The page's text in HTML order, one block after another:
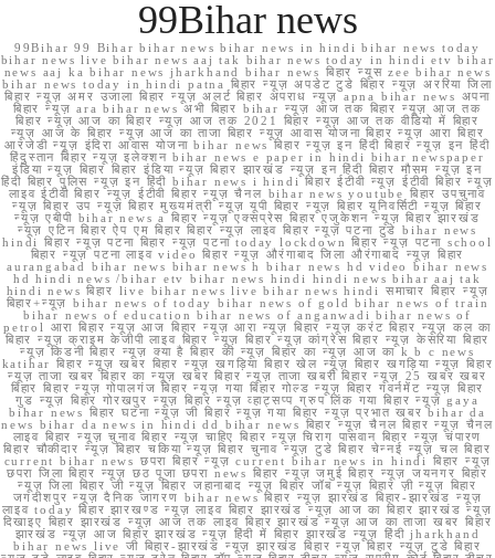
99Bihar news
99Bihar 99 Bihar bihar news bihar news in hindi bihar news today
bihar news live bihar news aaj tak bihar news today in hindi etv bihar
news aaj ka bihar news jharkhand bihar news बिहार न्यूस zee bihar news
bihar news today in hindi patna बिहार न्यूज़ अपडेट टुडे बिहार न्यूज़ अररिया जिला
बिहार न्यूज़ अमर उजाला बिहार न्यूज़ अलर्ट बिहार अपराध न्यूज़ apna bihar news अपना
बिहार न्यूज़ ara bihar news अभी बिहार bihar न्यूज़ आज तक बिहार न्यूज़ आज तक
बिहार न्यूज़ आज का बिहार न्यूज़ आज तक 2021 बिहार न्यूज़ आज तक वीडियो में बिहार
न्यूज़ आज के बिहार न्यूज़ आज का ताजा बिहार न्यूज़ आवास योजना बिहार न्यूज़ आरा बिहार
आरजेडी न्यूज़ इंदिरा आवास योजना bihar news बिहार न्यूज़ इन हिंदी बिहार न्यूज़ इन हिंदी
हिंदुस्तान बिहार न्यूज़ इलेक्शन bihar news e paper in hindi bihar newspaper
इंडिया न्यूज़ बिहार बिहार इंडिया न्यूज़ बिहार झारखंड न्यूज़ इन हिंदी बिहार मौसम न्यूज़ इन
हिंदी बिहार पुलिस न्यूज़ इन हिंदी bihar news i hindi बिहार ईटीवी न्यूज़ ईटीवी बिहार न्यूज़
लाइव ईटीवी बिहार न्यूज़ ईटीवी बिहार न्यूज़ चैनल bihar news youtube बिहार उपचुनाव
न्यूज़ बिहार उप न्यूज़ बिहार मुख्यमंत्री न्यूज़ यूपी बिहार न्यूज़ बिहार यूनिवर्सिटी न्यूज़ बिहार
न्यूज़ एबीपी bihar news a बिहार न्यूज़ एक्सप्रेस बिहार एजुकेशन न्यूज़ बिहार झारखंड
न्यूज़ एटिन बिहार ऐप एम बिहार बिहार न्यूज़ लाइव बिहार न्यूज़ पटना टुडे bihar news
hindi बिहार न्यूज़ पटना बिहार न्यूज़ पटना today lockdown बिहार न्यूज़ पटना school
बिहार न्यूज़ पटना लाइव video बिहार न्यूज़ औरंगाबाद जिला औरंगाबाद न्यूज़ बिहार
aurangabad bihar news bihar news h bihar news hd video bihar news
hd hindi news /bihar etv bihar news hindi hindi news bihar aaj tak
hindi news बिहार live bihar news live bihar news hindi समाचार बिहार न्यूज़
बिहार+न्यूज़ bihar news of today bihar news of gold bihar news of train
bihar news of education bihar news of anganwadi bihar news of
petrol आरा बिहार न्यूज़ आज बिहार न्यूज़ आरा न्यूज़ बिहार न्यूज़ करंट बिहार न्यूज़ कल का
बिहार न्यूज़ क्राइम केजीपी लाइव बिहार न्यूज़ बिहार न्यूज़ कांग्रेस बिहार न्यूज़ केसरिया बिहार
न्यूज़ किडनी बिहार न्यूज़ क्या है बिहार की न्यूज़ बिहार का न्यूज़ आज का k b c news
katihar बिहार न्यूज़ खबर बिहार न्यूज़ खगड़िया बिहार खेल न्यूज़ बिहार खगड़िया न्यूज़ बिहार
न्यूज़ ताजा खबर बिहार का न्यूज़ खबर बिहार न्यूज़ ताजा खबरी बिहार न्यूज़ 25 खबर खबर
बिहार बिहार न्यूज़ गोपालगंज बिहार न्यूज़ गया बिहार गोल्ड न्यूज़ बिहार गवर्नमेंट न्यूज़ बिहार
गुड न्यूज़ बिहार गोरखपुर न्यूज़ बिहार न्यूज़ व्हाट्सप्प ग्रुप लिंक गया बिहार न्यूज़ gaya
bihar news बिहार घटना न्यूज़ जी बिहार न्यूज़ गया बिहार न्यूज़ प्रभात खबर bihar da
news bihar da news in hindi dd bihar news बिहार न्यूज़ चैनल बिहार न्यूज़ चैनल
लाइव बिहार न्यूज़ चुनाव बिहार न्यूज़ चाहिए बिहार न्यूज़ चिराग पासवान बिहार न्यूज़ चंपारण
बिहार चौकीदार न्यूज़ बिहार चकिया न्यूज़ बिहार चुनाव न्यूज़ टुडे बिहार चेन्नई न्यूज़ चल बिहार
current bihar news छपरा बिहार न्यूज़ current bihar news in hindi बिहार न्यूज़
छपरा जिला बिहार न्यूज़ छठ पूजा छपरा news बिहार न्यूज़ जमुई बिहार न्यूज़ जयनगर बिहार
न्यूज़ जिला बिहार जी न्यूज़ बिहार जहानाबाद न्यूज़ बिहार जॉब न्यूज़ बिहार ज़ी न्यूज़ बिहार
जगदीशपुर न्यूज़ दैनिक जागरण bihar news बिहार न्यूज़ झारखंड बिहार-झारखंड न्यूज़
लाइव today बिहार झारखण्ड न्यूज़ लाइव बिहार झारखंड न्यूज़ आज का बिहार झारखंड न्यूज़
दिखाइए बिहार झारखंड न्यूज़ आज तक लाइव बिहार झारखंड न्यूज़ आज का ताजा खबर बिहार
झारखंड न्यूज़ आज बिहार झारखंड न्यूज़ हिंदी में बिहार झारखंड न्यूज़ हिंदी jharkhand
bihar news live जी बिहार-झारखंड न्यूज़ झारखंड बिहार न्यूज़ बिहार न्यूज़ टुडे बिहार